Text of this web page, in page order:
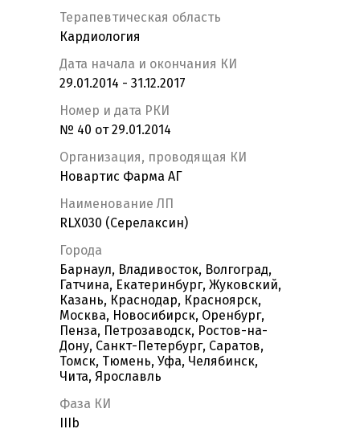
Терапевтическая область
Кардиология
Дата начала и окончания КИ
29.01.2014 - 31.12.2017
Номер и дата РКИ
№ 40 от 29.01.2014
Организация, проводящая КИ
Новартис Фарма АГ
Наименование ЛП
RLX030 (Серелаксин)
Города
Барнаул, Владивосток, Волгоград,
Гатчина, Екатеринбург, Жуковский,
Казань, Краснодар, Красноярск,
Москва, Новосибирск, Оренбург,
Пенза, Петрозаводск, Ростов-на-
Дону, Санкт-Петербург, Саратов,
Томск, Тюмень, Уфа, Челябинск,
Чита, Ярославль
Фаза КИ
IIIb